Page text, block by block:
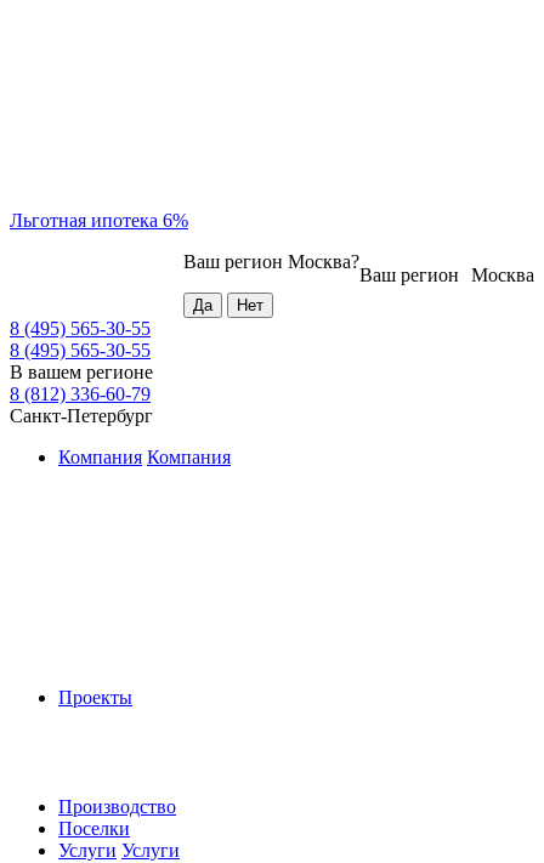
Льготная ипотека 6%
Москва
Ваш регион
Ваш регион Москва?
8 (495) 565-30-55
8 (495) 565-30-55
В вашем регионе
8 (812) 336-60-79
Санкт-Петербург
Компания Компания
Проекты
Производство
Поселки
Услуги Услуги